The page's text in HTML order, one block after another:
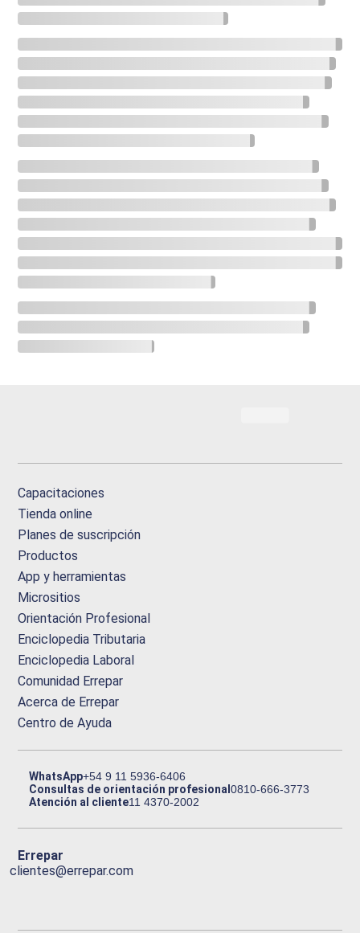
Capacitaciones
Tienda online
Planes de suscripción
Productos
App y herramientas
Micrositios
Orientación Profesional
Enciclopedia Tributaria
Enciclopedia Laboral
Comunidad Errepar
Acerca de Errepar
Centro de Ayuda
WhatsApp+54 9 11 5936-6406
Consultas de orientación profesional0810-666-3773
Atención al cliente11 4370-2002
Errepar
clientes@errepar.com